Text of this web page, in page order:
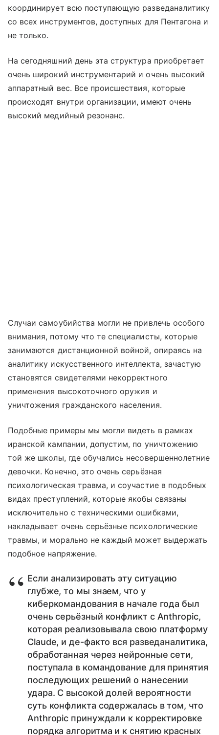
координирует всю поступающую разведаналитику
со всех инструментов, доступных для Пентагона и
не только.
На сегодняшний день эта структура приобретает
очень широкий инструментарий и очень высокий
аппаратный вес. Все происшествия, которые
происходят внутри организации, имеют очень
высокий медийный резонанс.
Случаи самоубийства могли не привлечь особого
внимания, потому что те специалисты, которые
занимаются дистанционной войной, опираясь на
аналитику искусственного интеллекта, зачастую
становятся свидетелями некорректного
применения высокоточного оружия и
уничтожения гражданского населения.
Подобные примеры мы могли видеть в рамках
иранской кампании, допустим, по уничтожению
той же школы, где обучались несовершеннолетние
девочки. Конечно, это очень серьёзная
психологическая травма, и соучастие в подобных
видах преступлений, которые якобы связаны
исключительно с техническими ошибками,
накладывает очень серьёзные психологические
травмы, и морально не каждый может выдержать
подобное напряжение.
Если анализировать эту ситуацию
глубже, то мы знаем, что у
киберкомандования в начале года был
очень серьёзный конфликт с Anthropic,
которая реализовывала свою платформу
Claude, и де-факто вся разведаналитика,
обработанная через нейронные сети,
поступала в командование для принятия
последующих решений о нанесении
удара. С высокой долей вероятности
суть конфликта содержалась в том, что
Anthropic принуждали к корректировке
порядка алгоритма и к снятию красных